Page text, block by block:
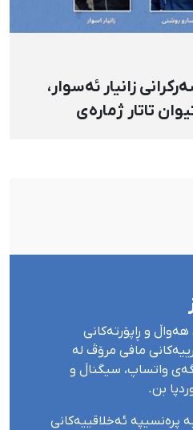
زانیار ئەسوار،
تاتار ژمارەی
هەواڵ و ڕاپۆرتەکانی
مافی مرۆڤ لە
واتساپ، سیگناڵ و
بن.
پرەنسیپە ئەخلاقییەکانی